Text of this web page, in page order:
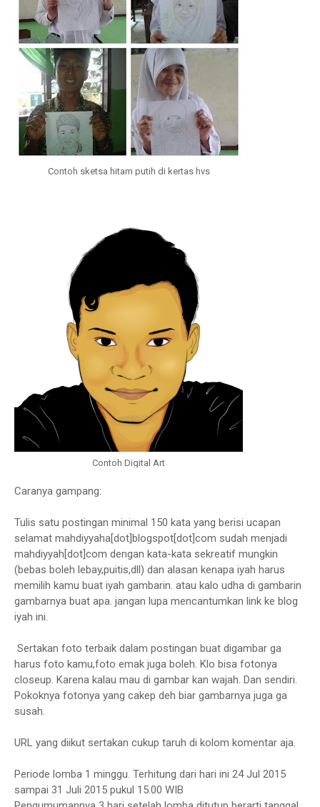
Contoh sketsa hitam putih di kertas hvs
Contoh Digital Art
Caranya gampang:
Tulis satu postingan minimal 150 kata yang berisi ucapan
selamat mahdiyyaha[dot]blogspot[dot]com sudah menjadi
mahdiyyah[dot]com dengan kata-kata sekreatif mungkin
(bebas boleh lebay,puitis,dll) dan alasan kenapa iyah harus
memilih kamu buat iyah gambarin. atau kalo udha di gambarin
gambarnya buat apa. jangan lupa mencantumkan link ke blog
iyah ini.
Sertakan foto terbaik dalam postingan buat digambar ga
harus foto kamu,foto emak juga boleh. Klo bisa fotonya
closeup. Karena kalau mau di gambar kan wajah. Dan sendiri.
Pokoknya fotonya yang cakep deh biar gambarnya juga ga
susah.
URL yang diikut sertakan cukup taruh di kolom komentar aja.
Periode lomba 1 minggu. Terhitung dari hari ini 24 Jul 2015
sampai 31 Juli 2015 pukul 15.00 WIB